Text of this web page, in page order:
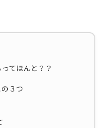
てほんと？？
３つ